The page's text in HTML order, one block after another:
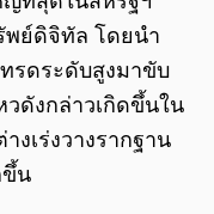
พย์ดิจิทัล โดยนำ
รดระดับสูงมาขับ
วดังกล่าวเกิดขึ้นใน
งเร่งวางรากฐาน
ขึ้น